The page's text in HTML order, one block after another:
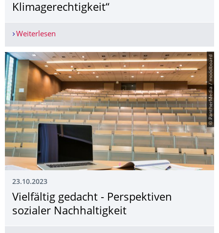
Klimagerechtigkeit“
Weiterlesen
© PantherMedia / moodboard
23.10.2023
Vielfältig gedacht - Perspektiven
sozialer Nachhaltigkeit